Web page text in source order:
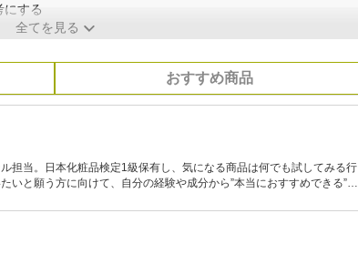
にする
全てを見る
おすすめ商品
担当。日本化粧品検定1級保有し、気になる商品は何でも試してみる行
いと願う方に向けて、自分の経験や成分から”本当におすすめできる”も